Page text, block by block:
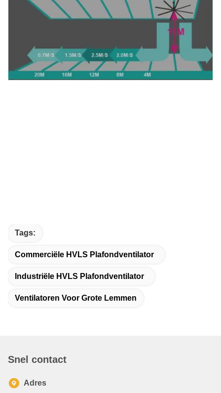
Tags:
Commerciële HVLS Plafondventilator
Industriële HVLS Plafondventilator
Ventilatoren Voor Grote Lemmen
Snel contact
Adres